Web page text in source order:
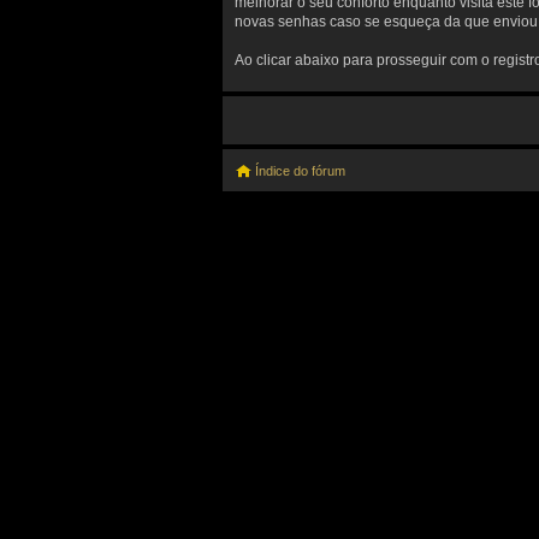
novas senhas caso se esqueça da que
Ao clicar abaixo para prosseguir com o
Índice do fórum